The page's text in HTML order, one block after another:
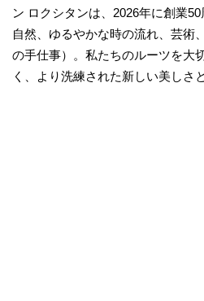
ン ロクシタンは、2026年に創業
自然、ゆるやかな時の流れ、芸術
の手仕事）。私たちのルーツを大
く、より洗練された新しい美しさ